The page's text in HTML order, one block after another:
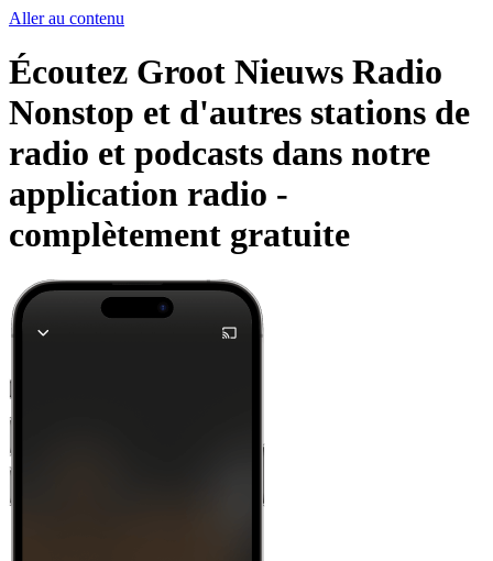
Aller au contenu
Écoutez Groot Nieuws Radio
Nonstop et d'autres stations de
radio et podcasts dans notre
application radio -
complètement gratuite